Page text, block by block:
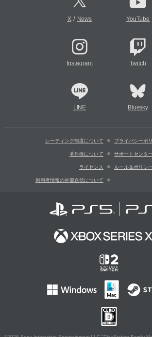
X/ News YouTube
Instagram Twitch
LINE Bluesky
レーティング制度について プライバシーポ
著作権について サポートセンター
ライセンス ルール＆ポリシー
利用者情報の外部送信について